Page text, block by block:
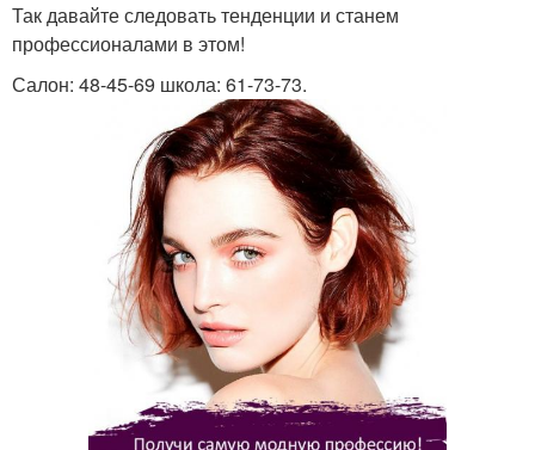
Так давайте следовать тенденции и станем
профессионалами в этом!
Салон: 48-45-69 школа: 61-73-73.